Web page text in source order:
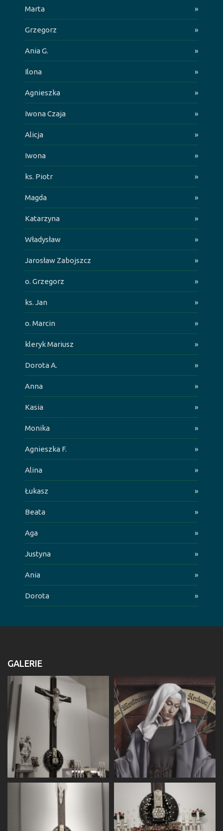
Marta »
Grzegorz »
Ania G. »
Ilona »
Agnieszka »
Iwona Czaja »
Alicja »
Iwona »
ks. Piotr »
Magda »
Katarzyna »
Władysław »
Jarosław Zabojszcz »
o. Grzegorz »
ks. Jan »
o. Marcin »
kleryk Mariusz »
Dorota A. »
Anna »
Kasia »
Monika »
Agnieszka F. »
Alina »
Łukasz »
Beata »
Aga »
Justyna »
Ania »
Dorota »
GALERIE